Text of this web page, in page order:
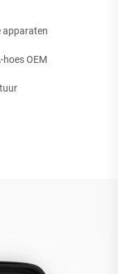
apparaten
hoes OEM